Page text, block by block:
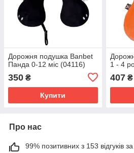
Дорожня подушка Banbet
Панда 0-12 міс (04116)
350 ₴
Купити
1 - 4
407₴
Про нас
99% позитивних з 153 відгуків за